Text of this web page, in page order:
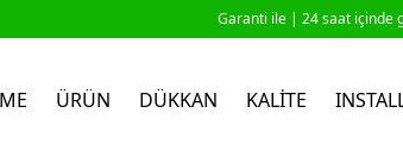
Garanti ile | 24 saat içinde
ÜRÜN DÜKKAN KALITE